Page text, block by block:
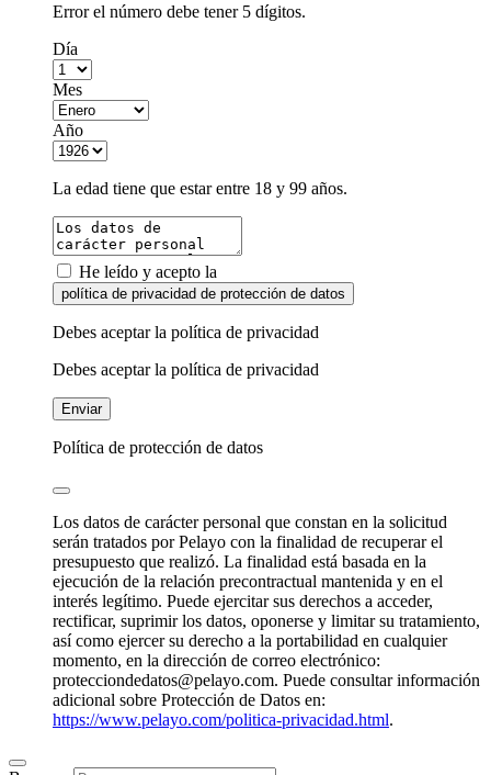
Error el número debe tener 5 dígitos.
Día
Mes
Año
La edad tiene que estar entre 18 y 99 años.
He leído y acepto la
política de privacidad de protección de datos
Debes aceptar la política de privacidad
Debes aceptar la política de privacidad
Enviar
Política de protección de datos
Los datos de carácter personal que constan en la solicitud
serán tratados por Pelayo con la finalidad de recuperar el
presupuesto que realizó. La finalidad está basada en la
ejecución de la relación precontractual mantenida y en el
interés legítimo. Puede ejercitar sus derechos a acceder,
rectificar, suprimir los datos, oponerse y limitar su tratamiento,
así como ejercer su derecho a la portabilidad en cualquier
momento, en la dirección de correo electrónico:
protecciondedatos@pelayo.com. Puede consultar información
adicional sobre Protección de Datos en:
https://www.pelayo.com/politica-privacidad.html.